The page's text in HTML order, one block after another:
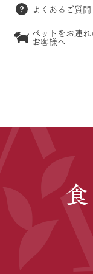
よくあるご質問
ペットをお連れ
お客様へ